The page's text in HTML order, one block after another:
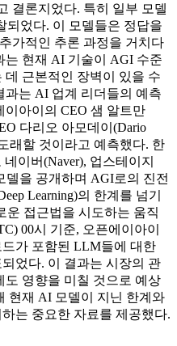
결론지었다. 특히 일부 모델
되었다. 이 모델들은 정답을
가적인 추론 과정을 거치다
는 현재 AI 기술이 AGI 수준
근본적인 장벽이 있을 수
과는 AI 업계 리더들의 예측
아이의 CEO 샘 알트만
다리오 아모데이(Dario
래할 것이라고 예측했다. 한
이버(Naver), 업스테이지
델을 공개하며 AGI로의 진전
Learning)의 한계를 넘기
운 접근법을 시도하는 움직
00시 기준, 오픈에이아이
가 포함된 LLM들에 대한
었다. 이 결과는 시장의 관
도 영향을 미칠 것으로 예상
현재 AI 모델이 지닌 한계와
는 중요한 자료를 제공했다.